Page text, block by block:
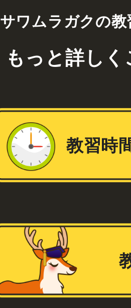
サワムラガクの教
もっと詳しく
教習時